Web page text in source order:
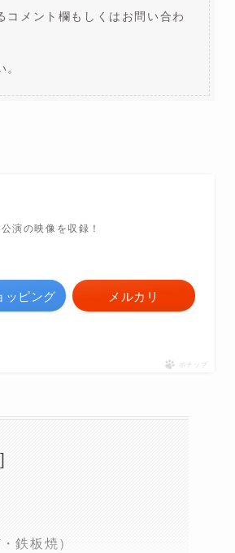
メント欄もしくはお問い合わ
演の映像を収録！
ッピング メルカリ
ポチップ
鉄板焼）